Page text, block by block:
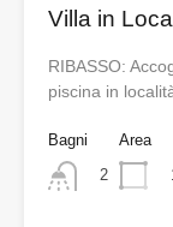
Villa in
RIBASSO:
piscina in
Bagni
2
Area